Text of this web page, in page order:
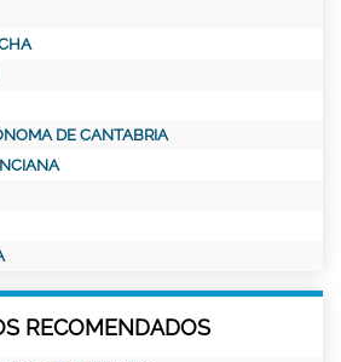
DE CANTABRIA
RECOMENDADOS